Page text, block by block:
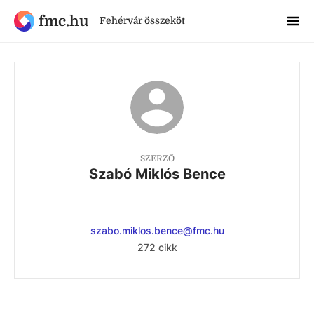
fmc.hu Fehérvár összeköt
SZERZŐ
Szabó Miklós Bence
szabo.miklos.bence@fmc.hu
272 cikk